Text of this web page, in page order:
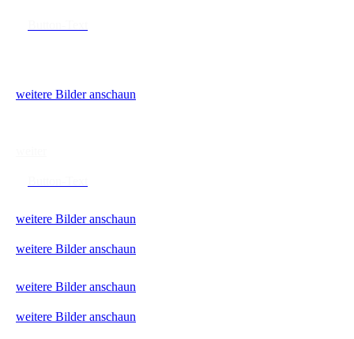
weitere Bilder anschaun
weitere Bilder anschaun
weitere Bilder anschaun
weitere Bilder anschaun
weitere Bilder anschaun